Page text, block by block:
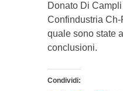
Donato Di
Confindustria Ch-
quale sono state
conclusioni.
Condividi: